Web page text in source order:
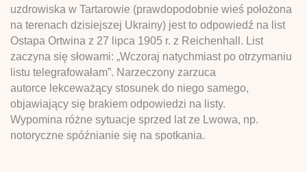
uzdrowiska w Tartarowie (prawdopodobnie wieś położona
na terenach dzisiejszej Ukrainy) jest to odpowiedź na list
Ostapa Ortwina z 27 lipca 1905 r. z Reichenhall. List
zaczyna się słowami: „Wczoraj natychmiast po otrzymaniu
listu telegrafowałam”. Narzeczony zarzuca
autorce lekceważący stosunek do niego samego,
objawiający się brakiem odpowiedzi na listy.
Wypomina różne sytuacje sprzed lat ze Lwowa, np.
notoryczne spóźnianie się na spotkania.